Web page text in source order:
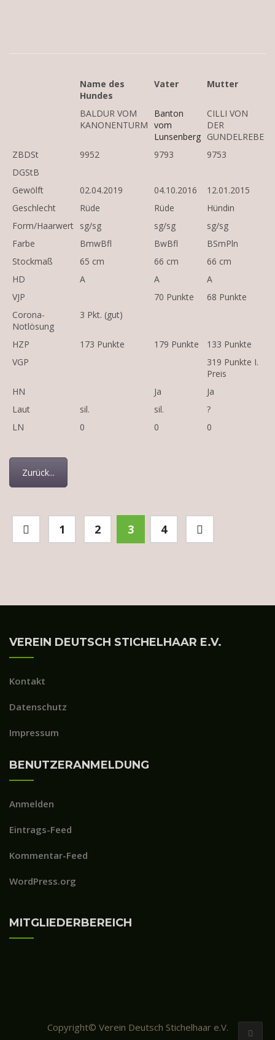
Name des
Hundes
Vater Mutter
BALDUR VOM
KANONENTURM
Banton
vom
Lunsenberg
CILLI VON
DER
GUNDELREBE
ZBDSt
9952 9793
9753
DGStB
Gewölft
02.04.2019 04.10.2016
12.01.2015
Geschlecht
Rüde Rüde
Hündin
Form/Haarwert sg/sg sg/sg
sg/sg
Farbe
BmwBfl BwBfl
BSmPln
Stockmaß
65 cm 66 cm
66 cm
HD
A A
A
VJP
70 Punkte
68 Punkte
Corona-
Notlösung
3 Pkt. (gut)
HZP 173 Punkte 179 Punkte
133 Punkte
VGP
319 Punkte I.
Preis
HN
Ja
Ja
Laut
sil. sil.
?
LN
0 0 0
Zurück...
1 2 3 4
VEREIN DEUTSCH STICHELHAAR E.V.
Kontakt
Datenschutz
Impressum
BENUTZERANMELDUNG
Anmelden
Eintrags-Feed
Kommentar-Feed
WordPress.org
MITGLIEDERBEREICH
Copyright© Verein Deutsch Stichelhaar e.V.